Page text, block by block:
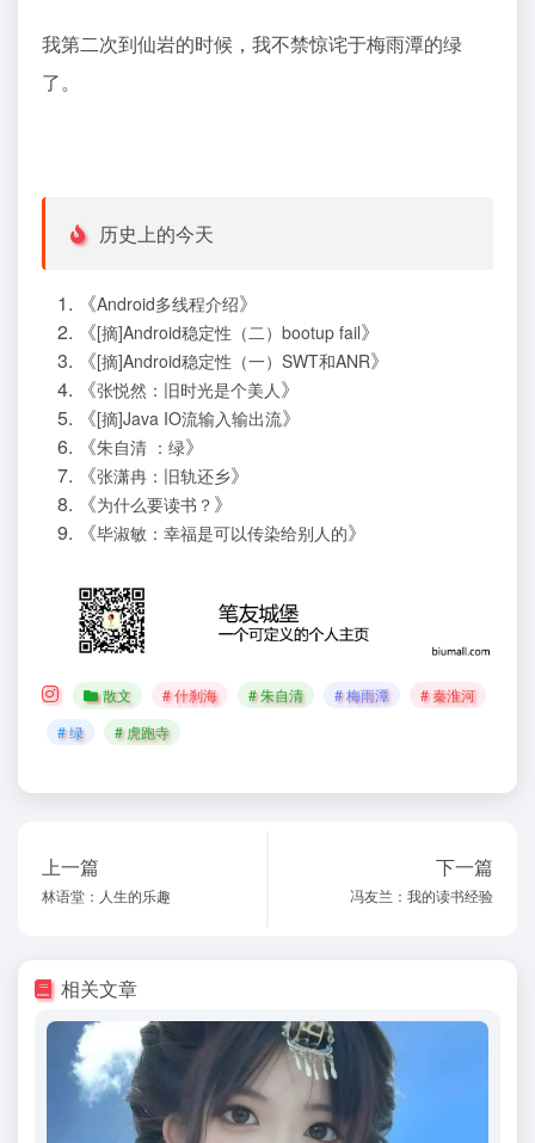
我第二次到仙岩的时候，我不禁惊诧于梅雨潭的绿
了。
历史上的今天
《Android多线程介绍》
《[摘]Android稳定性（二）bootup fail》
《[摘]Android稳定性（一）SWT和ANR》
《张悦然：旧时光是个美人 》
《[摘]Java IO流输入输出流》
《朱自清 ：绿》
《张潇冉：旧轨还乡》
《为什么要读书？ 》
《毕淑敏：幸福是可以传染给别人的》
散文 # 什刹海 # 朱自清 # 梅雨潭
# 秦淮河
# 绿
# 虎跑寺
上一篇
林语堂：人生的乐趣
下一篇
冯友兰：我的读书经验
相关文章